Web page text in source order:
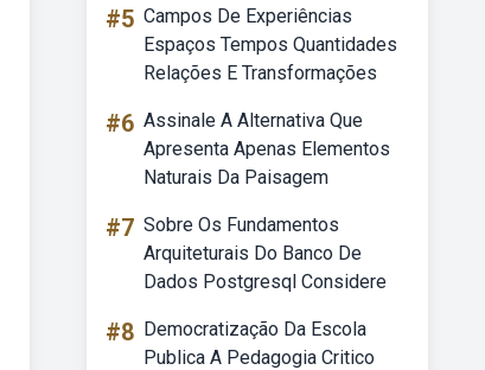
#5 Campos De Experiências
Espaços Tempos Quantidades
Relações E Transformações
#6 Assinale A Alternativa Que
Apresenta Apenas Elementos
Naturais Da Paisagem
#7 Sobre Os Fundamentos
Arquiteturais Do Banco De
Dados Postgresql Considere
#8 Democratização Da Escola
Publica A Pedagogia Critico